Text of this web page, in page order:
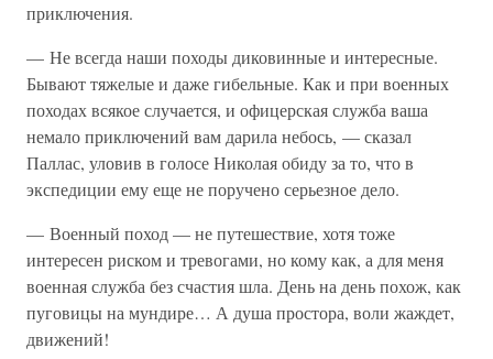
приключения.
— Не всегда наши походы диковинные и интересные.
Бывают тяжелые и даже гибельные. Как и при военных
походах всякое случается, и офицерская служба ваша
немало приключений вам дарила небось, — сказал
Паллас, уловив в голосе Николая обиду за то, что в
экспедиции ему еще не поручено серьезное дело.
— Военный поход — не путешествие, хотя тоже
интересен риском и тревогами, но кому как, а для меня
военная служба без счастия шла. День на день похож, как
пуговицы на мундире… А душа простора, воли жаждет,
движений!